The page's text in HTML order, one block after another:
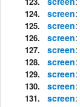
screen
screen
screen
screen
screen
screen
screen
screen